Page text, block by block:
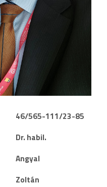
46/565-111/23-85
Dr. habil.
Angyal
Zoltán